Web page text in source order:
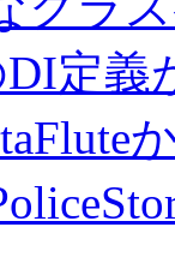
DI定